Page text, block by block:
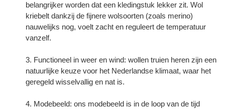
belangrijker worden dat een kledingstuk lekker zit. Wol
kriebelt dankzij de fijnere wolsoorten (zoals merino)
nauwelijks nog, voelt zacht en reguleert de temperatuur
vanzelf.
Functioneel in weer en wind: wollen truien heren zijn een
natuurlijke keuze voor het Nederlandse klimaat, waar het
geregeld wisselvallig en nat is.
Modebeeld: ons modebeeld is in de loop van de tijd